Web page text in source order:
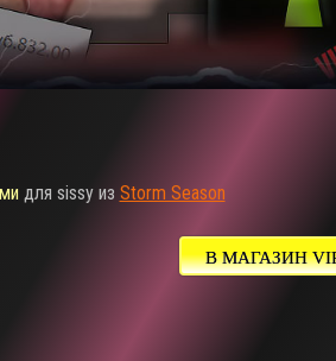
для sissy из Storm Season
В МАГАЗИН